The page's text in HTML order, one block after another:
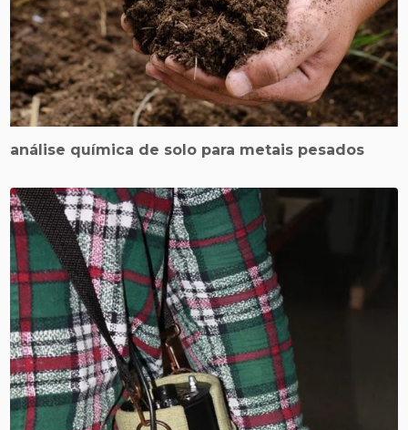
análise química de solo para metais pesados